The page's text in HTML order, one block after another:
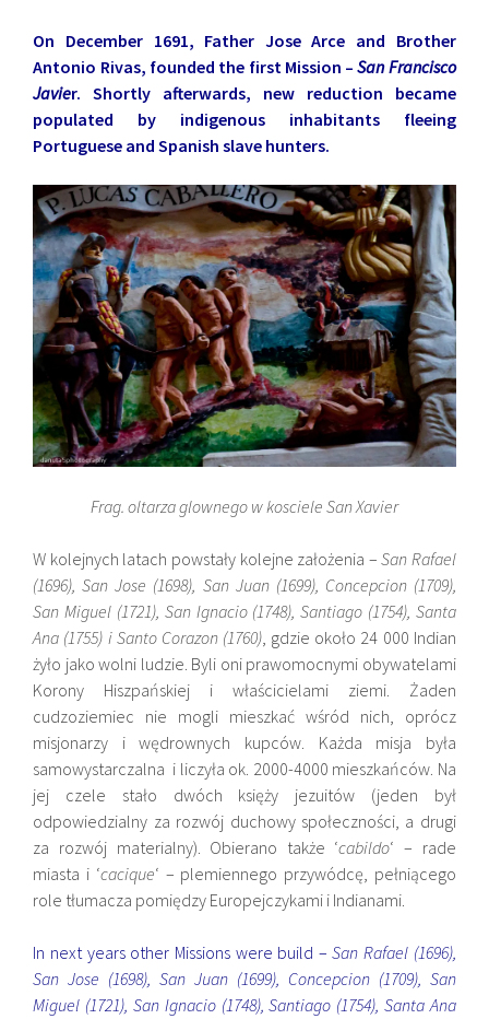
On December 1691, Father Jose Arce and Brother
Antonio Rivas, founded the first Mission –San Francisco
Javier.
Shortly afterwards, new reduction became
populated by indigenous inhabitants fleeing
Portuguese and Spanish slave hunters.
Frag. oltarza glownego w kosciele San Xavier
W kolejnych latach powstały kolejne założenia –San Rafael
(1696), San Jose (1698), San Juan (1699), Concepcion (1709),
San Miguel (1721), San Ignacio (1748), Santiago (1754), Santa
Ana (1755) i Santo Corazon (1760), gdzie około 24 000 Indian
żyło jako wolni ludzie. Byli oni prawomocnymi obywatelami
Korony Hiszpańskiej i właścicielami ziemi. Żaden
cudzoziemiec nie mogli mieszkać wśród nich, oprócz
misjonarzy i wędrownych kupców. Każda misja była
samowystarczalna i liczyła ok. 2000-4000 mieszkańców. Na
jej czele stało dwóch księży jezuitów (jeden był
odpowiedzialny za rozwój duchowy społeczności, a drugi
za rozwój materialny). Obierano także ‘cabildo‘ – rade
miasta i ‘cacique‘ – plemiennego przywódcę, pełniącego
role tłumacza pomiędzy Europejczykami i Indianami.
In next years other Missions were build –San Rafael (1696),
San Jose (1698), San Juan (1699), Concepcion (1709), San
Miguel (1721), San Ignacio (1748), Santiago (1754), Santa Ana